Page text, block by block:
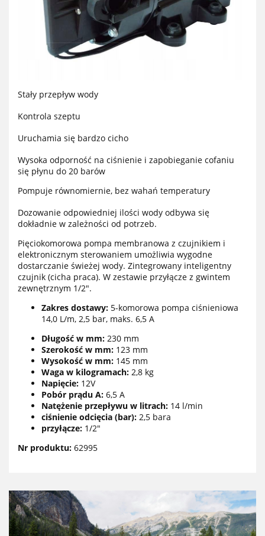
Stały przepływ wody
Kontrola szeptu
Uruchamia się bardzo cicho
Wysoka odporność na ciśnienie i zapobieganie cofaniu
się płynu do 20 barów
Pompuje równomiernie, bez wahań temperatury
Dozowanie odpowiedniej ilości wody odbywa się
dokładnie w zależności od potrzeb.
Pięciokomorowa pompa membranowa z czujnikiem i
elektronicznym sterowaniem umożliwia wygodne
dostarczanie świeżej wody. Zintegrowany inteligentny
czujnik (cicha praca). W zestawie przyłącze z gwintem
zewnętrznym 1/2".
Zakres dostawy: 5-komorowa pompa ciśnieniowa
14,0 L/m, 2,5 bar, maks. 6,5 A
Długość w mm: 230 mm
Szerokość w mm: 123 mm
Wysokość w mm: 145 mm
Waga w kilogramach: 2,8 kg
Napięcie: 12V
Pobór prądu A: 6,5 A
Natężenie przepływu w litrach: 14 l/min
ciśnienie odcięcia (bar): 2,5 bara
przyłącze: 1/2"
Nr produktu: 62995